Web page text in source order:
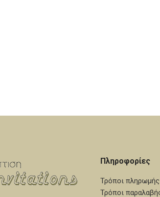
Πληροφορίες
Τρόποι πληρωμής
Τρόποι